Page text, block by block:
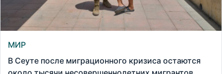
МИР
В Сеуте после миграционного кризиса остаются